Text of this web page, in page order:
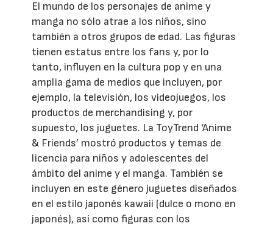
El mundo de los personajes de anime y
manga no sólo atrae a los niños, sino
también a otros grupos de edad. Las figuras
tienen estatus entre los fans y, por lo
tanto, influyen en la cultura pop y en una
amplia gama de medios que incluyen, por
ejemplo, la televisión, los videojuegos, los
productos de merchandising y, por
supuesto, los juguetes. La ToyTrend ‘Anime
& Friends’ mostró productos y temas de
licencia para niños y adolescentes del
ámbito del anime y el manga. También se
incluyen en este género juguetes diseñados
en el estilo japonés kawaii (dulce o mono en
japonés), así como figuras con los